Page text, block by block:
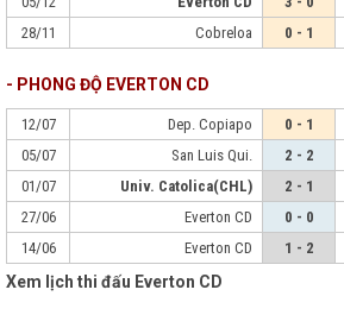
28/11
Cobreloa 0 - 1
- PHONG ĐỘ EVERTON CD
12/07 Dep. Copiapo 0 - 1
05/07
San Luis Qui. 2 - 2
01/07
Univ. Catolica(CHL) 2 - 1
27/06
Everton CD 0 - 0
14/06
Everton CD 1 - 2
Xem lịch thi đấu Everton CD